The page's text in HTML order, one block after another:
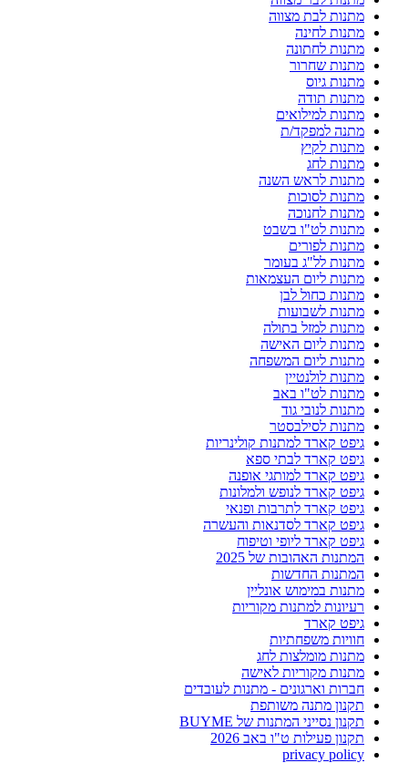
מתנות לבת מצווה
מתנות לחינה
מתנות לחתונה
מתנות שחרור
מתנות גיוס
מתנות תודה
מתנות למילואים
מתנה למפקד/ת
מתנות לקיץ
מתנות לחג
מתנות לראש השנה
מתנות לסוכות
מתנות לחנוכה
מתנות לט"ו בשבט
מתנות לפורים
מתנות לל"ג בעומר
מתנות ליום העצמאות
מתנות כחול לבן
מתנות לשבועות
מתנות למזל בתולה
מתנות ליום האישה
מתנות ליום המשפחה
מתנות לולנטיין
מתנות לט"ו באב
מתנות לנובי גוד
מתנות לסילבסטר
גיפט קארד למתנות קולינריות
גיפט קארד לבתי ספא
גיפט קארד למותגי אופנה
גיפט קארד לנופש ולמלונות
גיפט קארד לתרבות ופנאי
גיפט קארד לסדנאות והעשרה
גיפט קארד ליופי וטיפוח
המתנות האהובות של 2025
המתנות החדשות
מתנות במימוש אונליין
רעיונות למתנות מקוריות
גיפט קארד
חוויות משפחתיות
מתנות מומלצות לחג
מתנות מקוריות לאישה
חברות וארגונים - מתנות לעובדים
תקנון מתנה משותפת
תקנון נסייני המתנות של BUYME
תקנון פעילות ט"ו באב 2026
privacy policy